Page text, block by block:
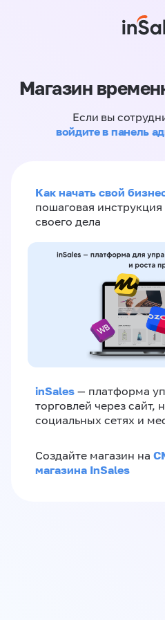
Магазин
Если вы
войдите в панель
Как начать свой
пошаговая
своего дела
inSales — платформа
торговлей через сайт,
социальных сетях и
Создайте магазин на
магазина InSales